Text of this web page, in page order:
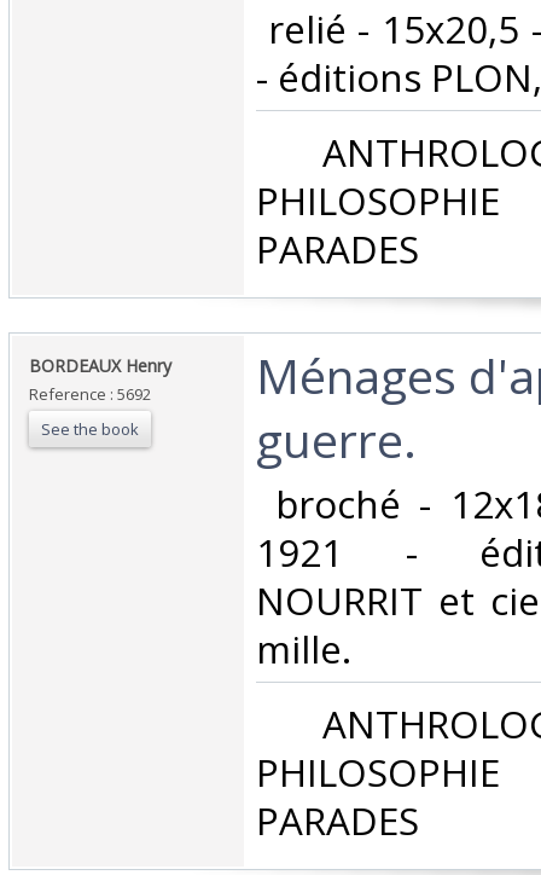
relié -
- éditions
PHILOSOPHIE
PARADES‎
‎BORDEAUX Henry‎
Reference : 5692
See the book
‎Ménages
guerre.‎
broché -
1921 -
NOURRIT et
mille.‎
PHILOSOPHIE
PARADES‎